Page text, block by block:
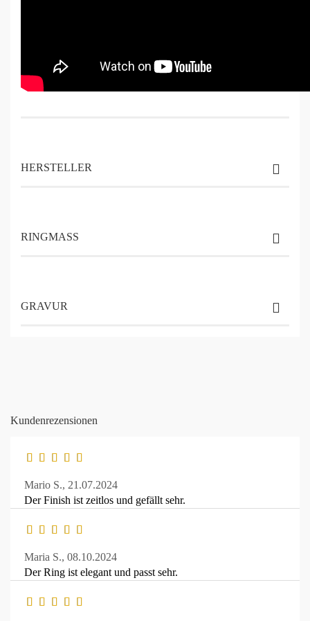
HERSTELLER
RINGMASS
GRAVUR
Kundenrezensionen
Mario S., 21.07.2024
Der Finish ist zeitlos und gefällt sehr.
Maria S., 08.10.2024
Der Ring ist elegant und passt sehr.